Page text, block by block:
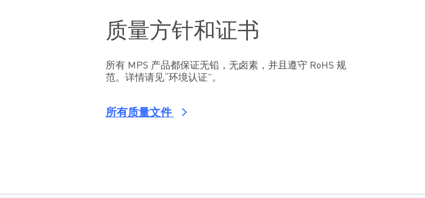
质量方针和证书
所有 MPS 产品都保证无铅，无卤素，并且遵守 RoHS 规
范。详情请见“环境认证”。
所有质量文件